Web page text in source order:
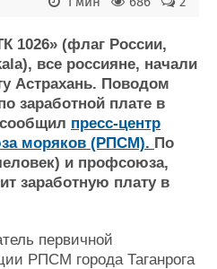
площадка
объявлений
флота
1026» (флаг России,
все россияне, начали
Астрахань. Поводом
заработной плате в
пресс-центр
моряков (РПСМ). По
и профсоюза,
заработную плату в
первичной
РПСМ города Таганрога